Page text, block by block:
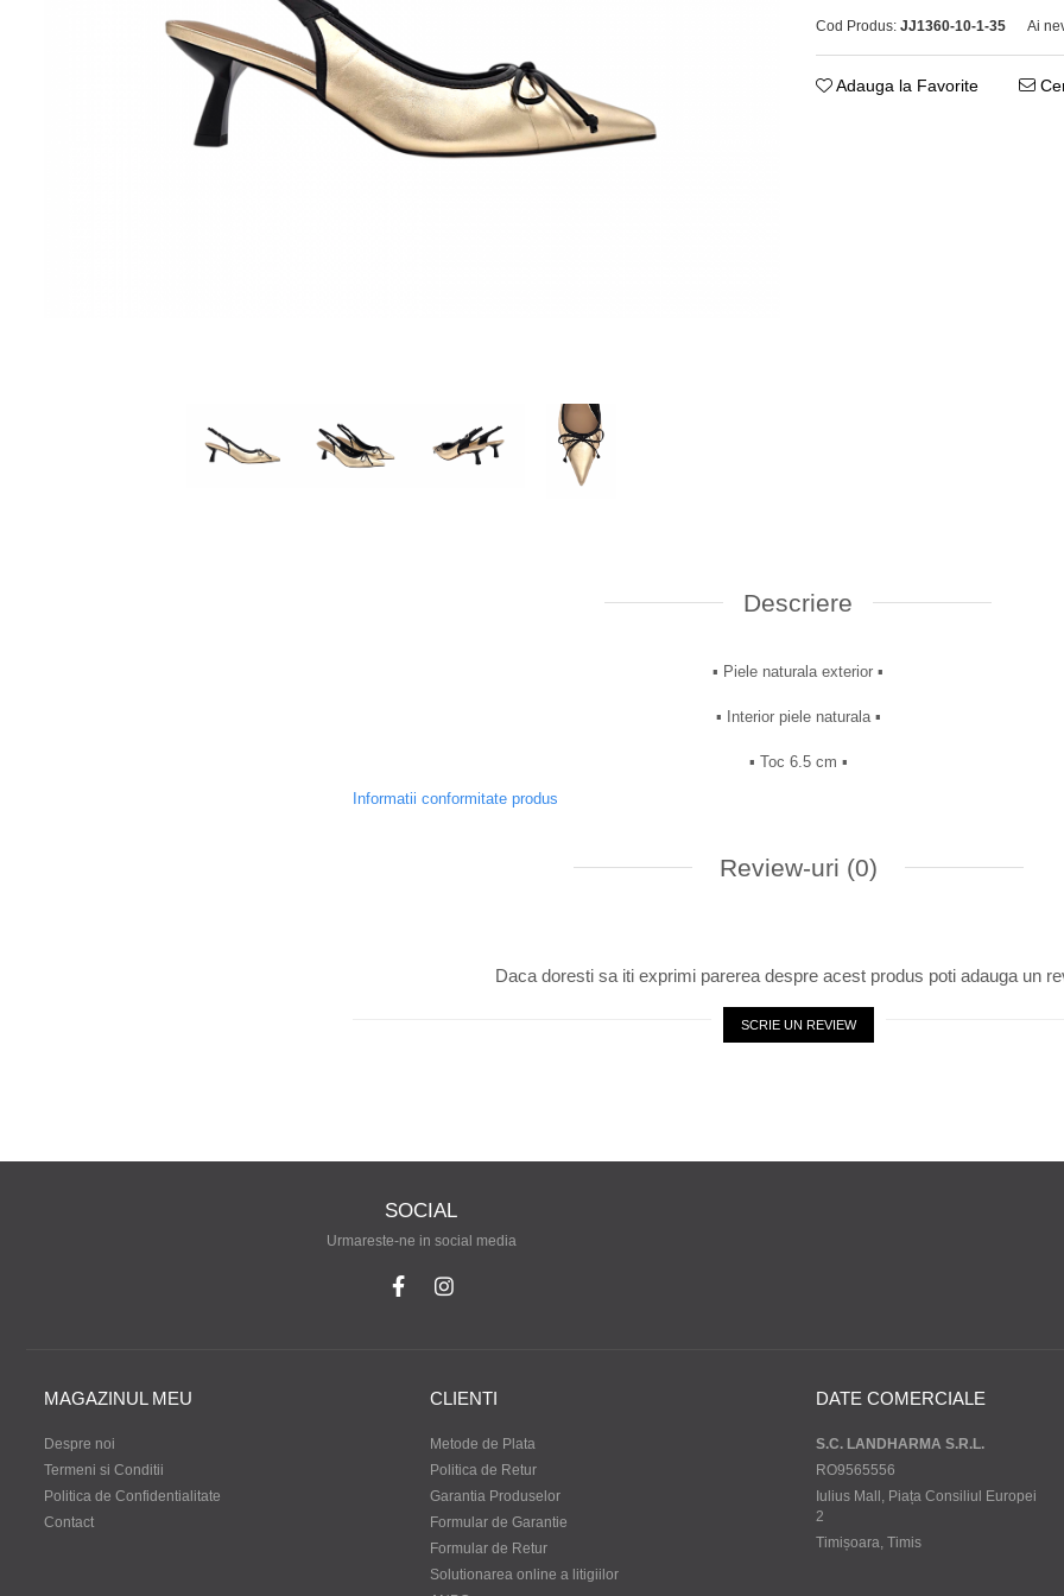
Cod Produs: JJ1360-10-1-35 Ai
Adauga la Favorite
Descriere
▪︎ Piele naturala exterior ▪︎
▪︎ Interior piele naturala ▪︎
▪︎ Toc 6.5 cm ▪︎
Informatii conformitate produs
Review-uri (0)
Daca doresti sa iti exprimi parerea despre acest produs poti adauga un
SCRIE UN REVIEW
SOCIAL
Urmareste-ne in social media
MAGAZINUL MEU
Despre noi
Termeni si Conditii
Politica de Confidentialitate
Contact
CLIENTI
Metode de Plata
Politica de Retur
Garantia Produselor
Formular de Garantie
Formular de Retur
Solutionarea online a litigiilor
DATE COMERCIALE
S.C. LANDHARMA S.R.L.
RO9565556
Iulius Mall, Piața Consiliul Europei
2
Timișoara, Timis